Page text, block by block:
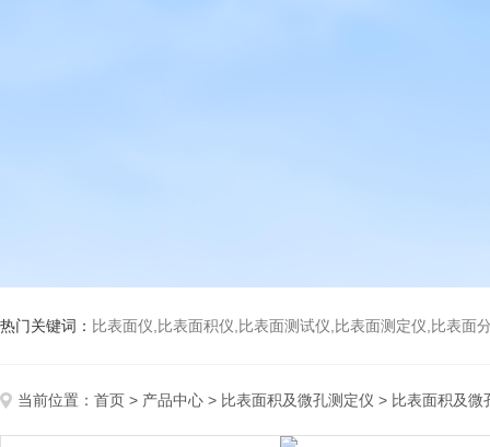
热门关键词： 比表面仪,比表面积仪,比表面测试仪,比表面测定仪,比表面分析仪,比表
当前位置： 首页 > 产品中心 > 比表面积及微孔测定仪 > 比表面积及微